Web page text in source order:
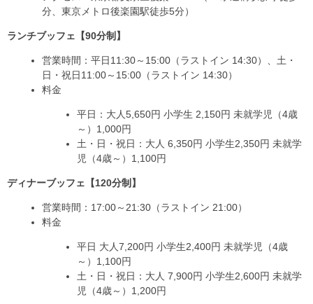
分、東京メトロ後楽園駅徒歩5分）
ランチブッフェ【90分制】
営業時間：平日11:30～15:00（ラストイン 14:30）、土・
日・祝日11:00～15:00（ラストイン 14:30）
料金
平日：大人5,650円 小学生 2,150円 未就学児（4歳
～）1,000円
土・日・祝日：大人 6,350円 小学生2,350円 未就学
児（4歳～）1,100円
ディナーブッフェ【120分制】
営業時間：17:00～21:30（ラストイン 21:00）
料金
平日 大人7,200円 小学生2,400円 未就学児（4歳
～）1,100円
土・日・祝日：大人 7,900円 小学生2,600円 未就学
児（4歳～）1,200円